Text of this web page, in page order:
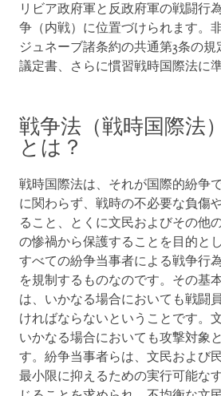
リビア政府軍と反政府軍の戦闘行
争（内戦）に位置づけられます。
ジュネーブ諸条約の共通第3条の
議定書、さらに慣習戦時国際法に
戦争法（戦時国際法
とは？
戦時国際法は、それが国際的紛争
に関わらず、戦時の不必要な負傷
ること、とくに文民およびその他
の惨禍から保護することを目的と
すべての紛争当事者による戦争行
を規制するものなのです。その基
は、いかなる場合においても戦闘
ければならないということです。
いかなる場合においても攻撃対象
す。紛争当事者らは、文民および
最小限に抑えるための実行可能な